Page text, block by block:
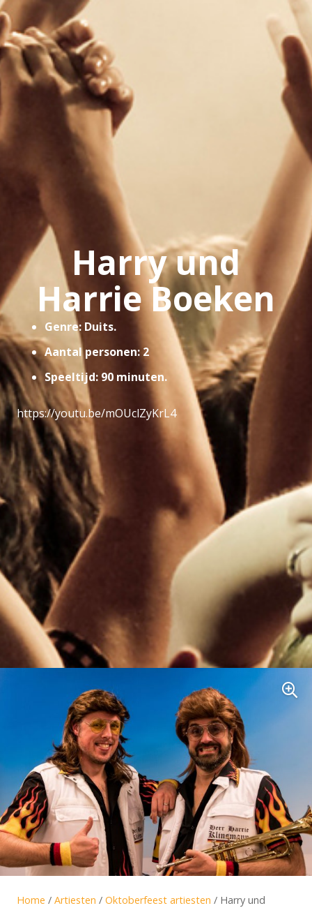
Harry und
Harrie Boeken
Genre: Duits.
Aantal personen: 2
Speeltijd: 90 minuten.
https://youtu.be/mOUclZyKrL4
Home / Artiesten / Oktoberfeest artiesten / Harry und